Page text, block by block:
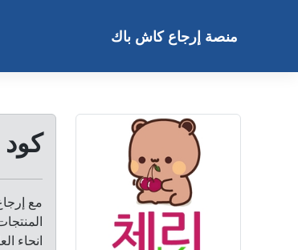
منصة إرجاع كاش باك
مع
انحاء